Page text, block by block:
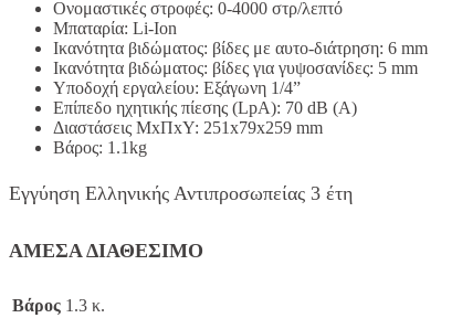
Ονομαστικές στροφές: 0-4000 στρ/λεπτό
Μπαταρία: Li-Ion
Ικανότητα βιδώματος: βίδες με αυτο-διάτρηση: 6 mm
Ικανότητα βιδώματος: βίδες για γυψοσανίδες: 5 mm
Υποδοχή εργαλείου: Εξάγωνη 1/4”
Επίπεδο ηχητικής πίεσης (LpA): 70 dB (Α)
Διαστάσεις ΜxΠxΥ: 251x79x259 mm
Βάρος: 1.1kg
Εγγύηση Ελληνικής Αντιπροσωπείας 3 έτη
ΑΜΕΣΑ ΔΙΑΘΕΣΙΜΟ
Βάρος 1.3 κ.